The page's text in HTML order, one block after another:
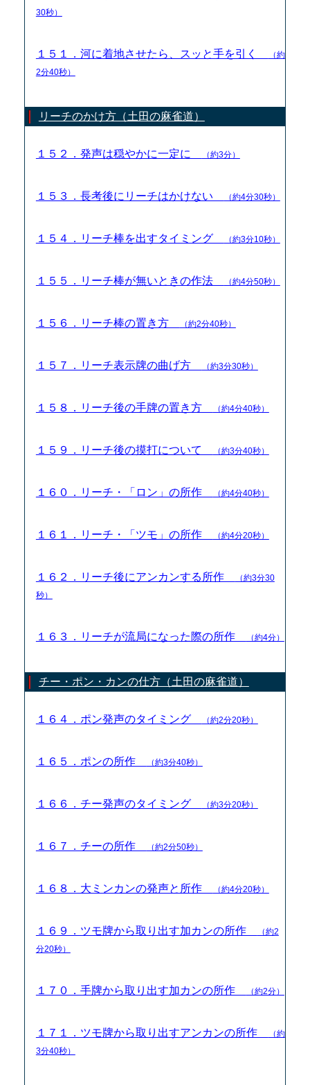
30秒）
１５１．河に着地させたら、スッと手を引く
（約
2分40秒）
リーチのかけ方（土田の麻雀道）
１５２．発声は穏やかに一定に （約3分）
１５３．長考後にリーチはかけない （約4分30秒）
１５４．リーチ棒を出すタイミング （約3分10秒）
１５５．リーチ棒が無いときの作法 （約4分50秒）
１５６．リーチ棒の置き方 （約2分40秒）
１５７．リーチ表示牌の曲げ方 （約3分30秒）
１５８．リーチ後の手牌の置き方 （約4分40秒）
１５９．リーチ後の摸打について （約3分40秒）
１６０．リーチ・「ロン」の所作 （約4分40秒）
１６１．リーチ・「ツモ」の所作 （約4分20秒）
１６２．リーチ後にアンカンする所作
（約3分30
秒）
１６３．リーチが流局になった際の所作 （約4分）
チー・ポン・カンの仕方（土田の麻雀道）
１６４．ポン発声のタイミング （約2分20秒）
１６５．ポンの所作 （約3分40秒）
１６６．チー発声のタイミング （約3分20秒）
１６７．チーの所作 （約2分50秒）
１６８．大ミンカンの発声と所作 （約4分20秒）
１６９．ツモ牌から取り出す加カンの所作
（約2
分20秒）
１７０．手牌から取り出す加カンの所作 （約2分）
１７１．ツモ牌から取り出すアンカンの所作
（約
3分40秒）